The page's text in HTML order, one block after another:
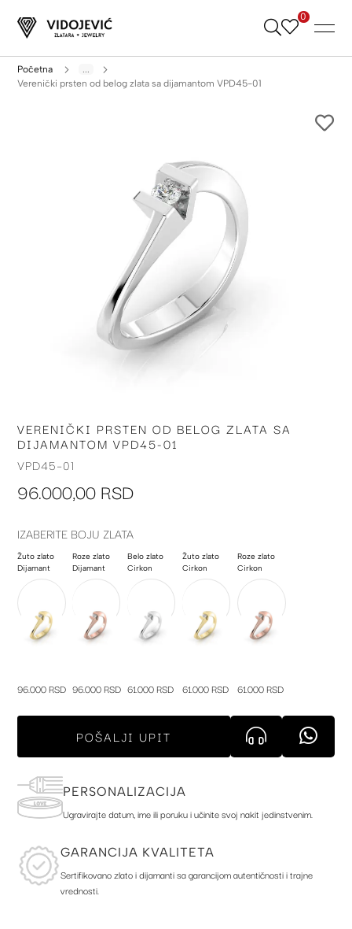
Skip
0
Početna
...
Verenički prsten od belog zlata sa dijamantom VPD45-01
Skip
to
the
of
gallery
VERENIČKI PRSTEN OD BELOG ZLATA SA
DIJAMANTOM VPD45-01
VPD45-01
96.000,00 RSD
IZABERITE BOJU ZLATA
Žuto zlato
Dijamant
96.000 RSD
Roze zlato
Dijamant
96.000 RSD
Belo zlato
Cirkon
61.000 RSD
Žuto zlato
Cirkon
61.000 RSD
Roze zlato
Cirkon
61.000 RSD
POŠALJI UPIT
PERSONALIZACIJA
Ugravirajte datum, ime ili poruku i učinite svoj nakit jedinstvenim.
GARANCIJA KVALITETA
Sertifikovano zlato i dijamanti sa garancijom autentičnosti i trajne
vrednosti.